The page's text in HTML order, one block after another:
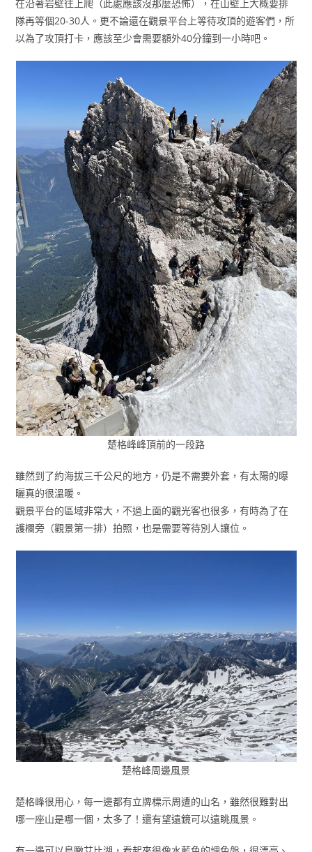
在沿著岩壁往上爬（此處應該沒那麼恐怖），在山壁上大概要排
隊再等個20-30人。更不論還在觀景平台上等待攻頂的遊客們，所
以為了攻頂打卡，應該至少會需要額外40分鐘到一小時吧。
楚格峰峰頂前的一段路
雖然到了約海拔三千公尺的地方，仍是不需要外套，有太陽的曝
曬真的很溫暖。
觀景平台的區域非常大，不過上面的觀光客也很多，有時為了在
護欄旁（觀景第一排）拍照，也是需要等待別人讓位。
楚格峰周邊風景
楚格峰很用心，每一邊都有立牌標示周遭的山名，雖然很難對出
哪一座山是哪一個，太多了！還有望遠鏡可以遠眺風景。